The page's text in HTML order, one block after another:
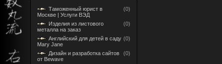
Таможенный юрист в
Москве | Услуги ВЭД
(0)
Изделия из листового
металла на заказ
(0)
Английский для детей в саду
Mary Jane
(0)
Дизайн и разработка сайтов
от Bewave
(0)